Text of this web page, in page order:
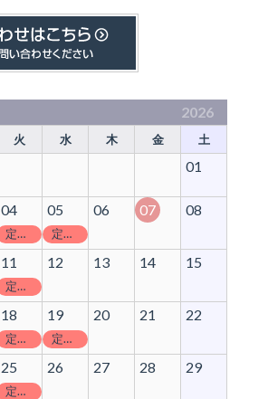
2026
火 水 木 金 土
01
04
定休日
05
定休日
06 07 08
11
定休日
12 13 14 15
18
定休日
19
定休日
20 21 22
25
定休日
26 27 28 29